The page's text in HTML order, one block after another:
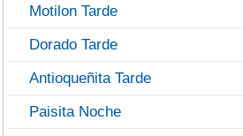
Motilon Tarde
Dorado Tarde
Antioqueñita Tarde
Paisita Noche